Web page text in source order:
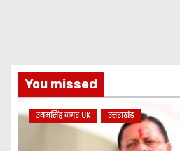
You missed
उधमसिंह नगर UK उत्तराखंड